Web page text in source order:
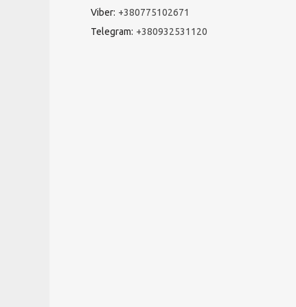
Viber +380775102671
Telegram +380932531120